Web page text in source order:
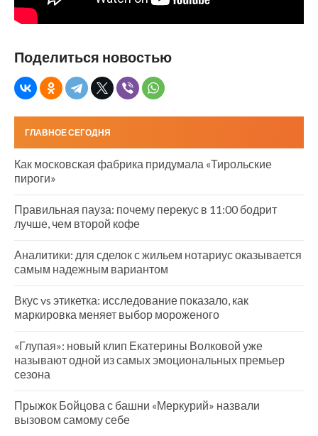
Поделиться новостью
ГЛАВНОЕ СЕГОДНЯ
Как московская фабрика придумала «Тирольские
пироги»
Правильная пауза: почему перекус в 11:00 бодрит
лучше, чем второй кофе
Аналитики: для сделок с жильем нотариус оказывается
самым надежным вариантом
Вкус vs этикетка: исследование показало, как
маркировка меняет выбор мороженого
«Глупая»: новый клип Екатерины Волковой уже
называют одной из самых эмоциональных премьер
сезона
Прыжок Бойцова с башни «Меркурий» назвали
вызовом самому себе